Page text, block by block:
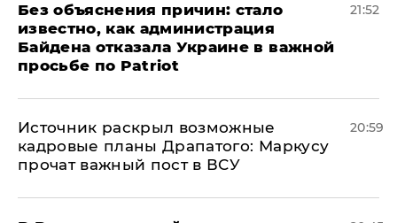
Без объяснения причин: стало
известно, как администрация
Байдена отказала Украине в важной
просьбе по Patriot
21:52
​Источник раскрыл возможные
кадровые планы Драпатого: Маркусу
прочат важный пост в ВСУ
20:59